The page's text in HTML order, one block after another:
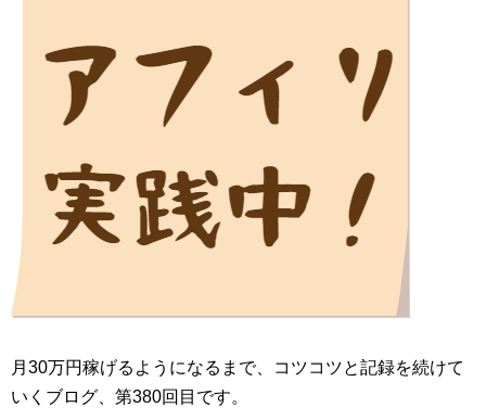
月30万円稼げるようになるまで、コツコツと記録を続けて
いくブログ、第380回目です。